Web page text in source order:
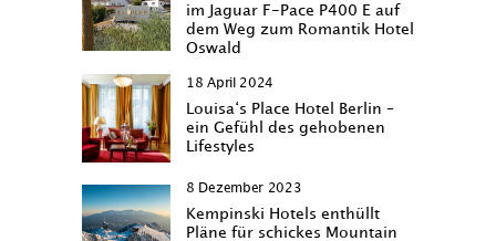
im Jaguar F-Pace P400 E auf
dem Weg zum Romantik Hotel
Oswald
18 April 2024
Louisa‘s Place Hotel Berlin –
ein Gefühl des gehobenen
Lifestyles
8 Dezember 2023
Kempinski Hotels enthüllt
Pläne für schickes Mountain